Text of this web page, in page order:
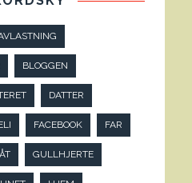
BLOGGEN
DATTER
FACEBOOK FAR
GULLHJERTE